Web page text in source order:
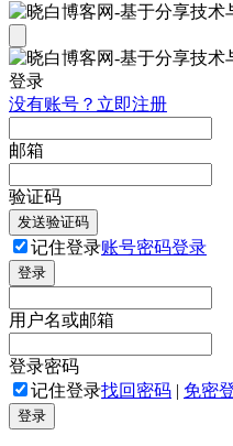
登录
没有账号？立即注册
邮箱
验证码
发送验证码
记住登录账号密码登录
登录
用户名或邮箱
登录密码
记住登录找回密码 | 免密
登录